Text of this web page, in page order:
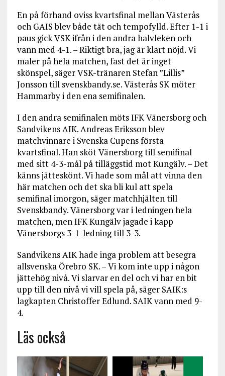
En på förhand oviss kvartsfinal mellan Västerås
och GAIS blev både tät och tempofylld. Efter 1-1 i
paus gick VSK ifrån i den andra halvleken och
vann med 4-1. – Riktigt bra, jag är klart nöjd. Vi
maler på hela matchen, fast det är inget
skönspel, säger VSK-tränaren Stefan ”Lillis”
Jonsson till svenskbandy.se. Västerås SK möter
Hammarby i den ena semifinalen.
I den andra semifinalen möts IFK Vänersborg och
Sandvikens AIK. Andreas Eriksson blev
matchvinnare i Svenska Cupens första
kvartsfinal. Han sköt Vänersborg till semifinal
med sitt 4-3-mål på tilläggstid mot Kungälv. – Det
känns jätteskönt. Vi hade som mål att vinna den
här matchen och det ska bli kul att spela
semifinal imorgon, säger matchhjälten till
Svenskbandy. Vänersborg var i ledningen hela
matchen, men IFK Kungälv jagade i kapp
Vänersborgs 3-1-ledning till 3-3.
Sandvikens AIK hade inga problem att besegra
allsvenska Örebro SK. – Vi kom inte upp i någon
jättehög nivå. Vi slarvar en del och vi har en bit
upp till den nivå vi vill spela på, säger SAIK:s
lagkapten Christoffer Edlund. SAIK vann med 9-
4.
Läs också